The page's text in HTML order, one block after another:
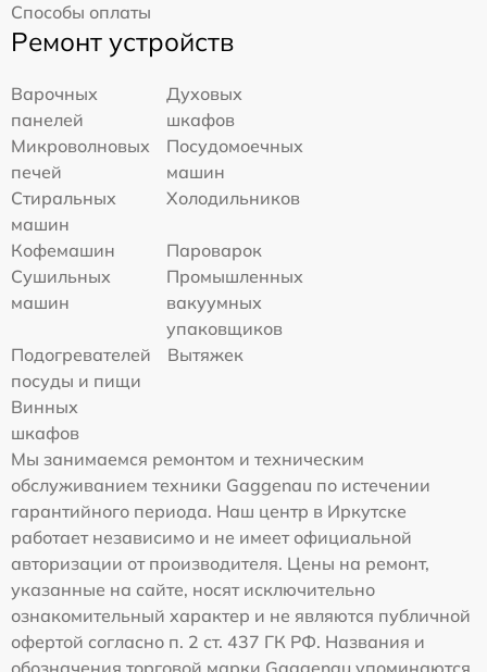
Способы оплаты
Ремонт устройств
Варочных
панелей
Духовых
шкафов
Микроволновых
печей
Посудомоечных
машин
Стиральных
машин
Холодильников
Кофемашин
Пароварок
Сушильных
машин
Промышленных
вакуумных
упаковщиков
Подогревателей
посуды и пищи
Вытяжек
Винных
шкафов
Мы занимаемся ремонтом и техническим
обслуживанием техники Gaggenau по истечении
гарантийного периода. Наш центр в Иркутске
работает независимо и не имеет официальной
авторизации от производителя. Цены на ремонт,
указанные на сайте, носят исключительно
ознакомительный характер и не являются публичной
офертой согласно п. 2 ст. 437 ГК РФ. Названия и